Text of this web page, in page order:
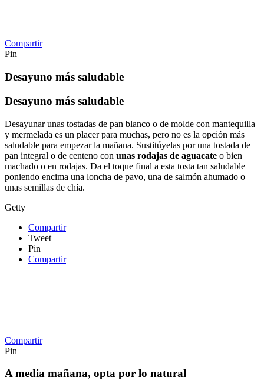
Compartir
Pin
Desayuno más saludable
Desayuno más saludable
Desayunar unas tostadas de pan blanco o de molde con mantequilla
y mermelada es un placer para muchas, pero no es la opción más
saludable para empezar la mañana. Sustitúyelas por una tostada de
pan integral o de centeno con unas rodajas de aguacate o bien
machado o en rodajas. Da el toque final a esta tosta tan saludable
poniendo encima una loncha de pavo, una de salmón ahumado o
unas semillas de chía.
Getty
Compartir
Tweet
Pin
Compartir
Compartir
Pin
A media mañana, opta por lo natural